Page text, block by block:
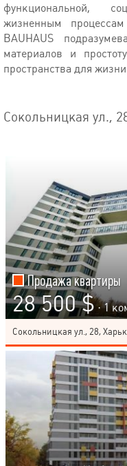
функциональной,
жизненным
BAUHAUS
материалов и
пространства для
Сокольницкая ул.,
Продажа квартиры
28 500 $ · 1
Сокольницкая ул., 28,